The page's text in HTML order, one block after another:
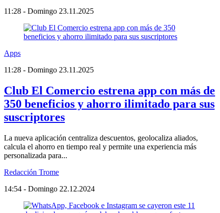
11:28 - Domingo 23.11.2025
Apps
11:28 - Domingo 23.11.2025
Club El Comercio estrena app con más de
350 beneficios y ahorro ilimitado para sus
suscriptores
La nueva aplicación centraliza descuentos, geolocaliza aliados,
calcula el ahorro en tiempo real y permite una experiencia más
personalizada para...
Redacción Trome
14:54 - Domingo 22.12.2024